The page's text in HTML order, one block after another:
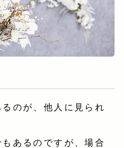
のが、他人に見られ
あるのですが、場合